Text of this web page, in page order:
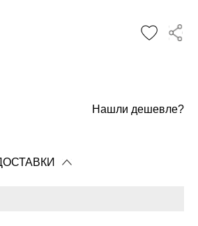
Нашли дешевле?